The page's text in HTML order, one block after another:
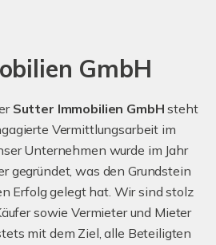
GmbH
Sutter Immobilien GmbH steht
Vermittlungsarbeit im
Unternehmen wurde im Jahr
gegründet, was den Grundstein
Erfolg gelegt hat. Wir sind stolz
sowie Vermieter und Mieter
mit dem Ziel, alle Beteiligten